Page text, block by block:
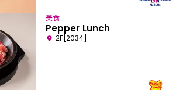
美食
Pepper Lunch
2F[2034]